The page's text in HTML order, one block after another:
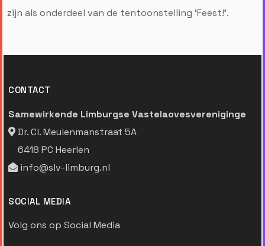
zijn als onderdeel van de tentoonstelling ‘Feest!'.
CONTACT
Samewirkende Limburgse Vastelaovesvereniginge
Dr. Cl. Meulenmanstraat 5A
6418 PC Heerlen
info@slv-limburg.nl
SOCIAL MEDIA
Volg ons op Social Media